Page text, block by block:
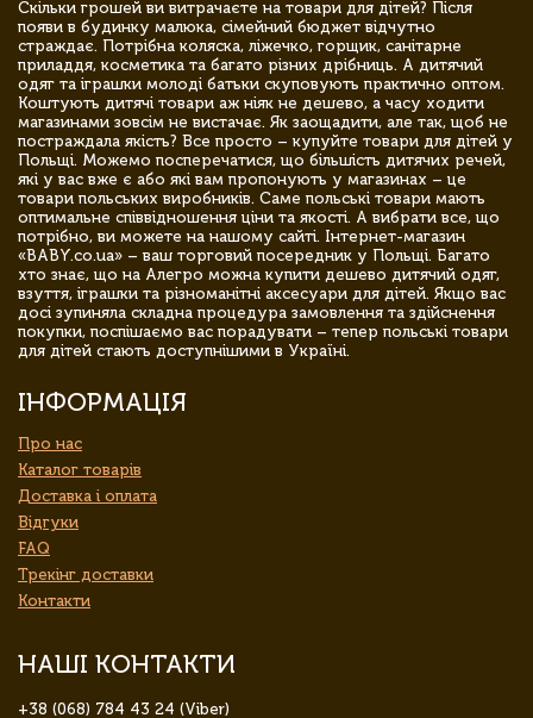
Скільки грошей ви витрачаєте на товари для дітей? Після
появи в будинку малюка, сімейний бюджет відчутно
страждає. Потрібна коляска, ліжечко, горщик, санітарне
приладдя, косметика та багато різних дрібниць. А дитячий
одяг та іграшки молоді батьки скуповують практично оптом.
Коштують дитячі товари аж ніяк не дешево, а часу ходити
магазинами зовсім не вистачає. Як заощадити, але так, щоб не
постраждала якість? Все просто – купуйте товари для дітей у
Польщі. Можемо посперечатися, що більшість дитячих речей,
які у вас вже є або які вам пропонують у магазинах – це
товари польських виробників. Саме польські товари мають
оптимальне співвідношення ціни та якості. А вибрати все, що
потрібно, ви можете на нашому сайті. Інтернет-магазин
«BABY.co.ua» – ваш торговий посередник у Польщі. Багато
хто знає, що на Алегро можна купити дешево дитячий одяг,
взуття, іграшки та різноманітні аксесуари для дітей. Якщо вас
досі зупиняла складна процедура замовлення та здійснення
покупки, поспішаємо вас порадувати – тепер польські товари
для дітей стають доступнішими в Україні.
ІНФОРМАЦІЯ
Про нас
Каталог товарів
Доставка і оплата
Відгуки
FAQ
Трекінг доставки
Контакти
НАШІ КОНТАКТИ
+38 (068) 784 43 24 (Viber)